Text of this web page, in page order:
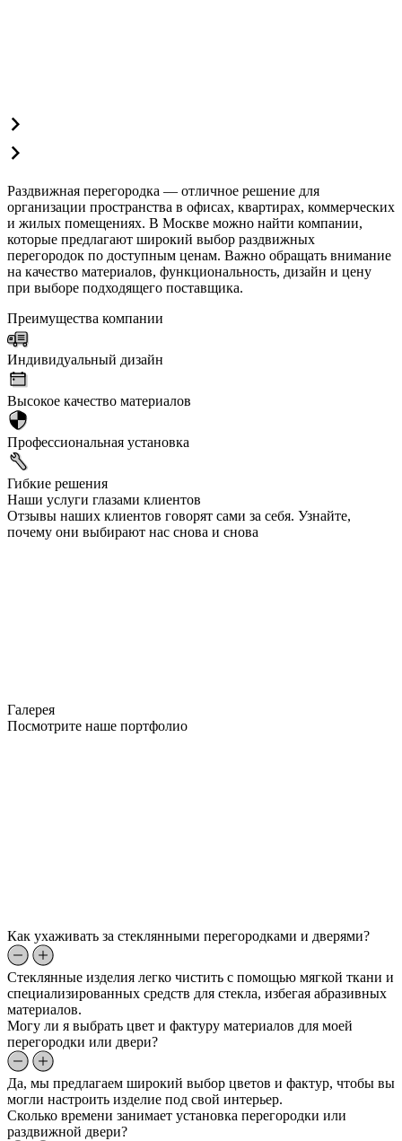
Раздвижная перегородка — отличное решение для
организации пространства в офисах, квартирах, коммерческих
и жилых помещениях. В Москве можно найти компании,
которые предлагают широкий выбор раздвижных
перегородок по доступным ценам. Важно обращать внимание
на качество материалов, функциональность, дизайн и цену
при выборе подходящего поставщика.
Преимущества компании
Индивидуальный дизайн
Высокое качество материалов
Профессиональная установка
Гибкие решения
Наши услуги глазами клиентов
Отзывы наших клиентов говорят сами за себя. Узнайте,
почему они выбирают нас снова и снова
Галерея
Посмотрите наше портфолио
Как ухаживать за стеклянными перегородками и дверями?
Стеклянные изделия легко чистить с помощью мягкой ткани и
специализированных средств для стекла, избегая абразивных
материалов.
Могу ли я выбрать цвет и фактуру материалов для моей
перегородки или двери?
Да, мы предлагаем широкий выбор цветов и фактур, чтобы вы
могли настроить изделие под свой интерьер.
Сколько времени занимает установка перегородки или
раздвижной двери?